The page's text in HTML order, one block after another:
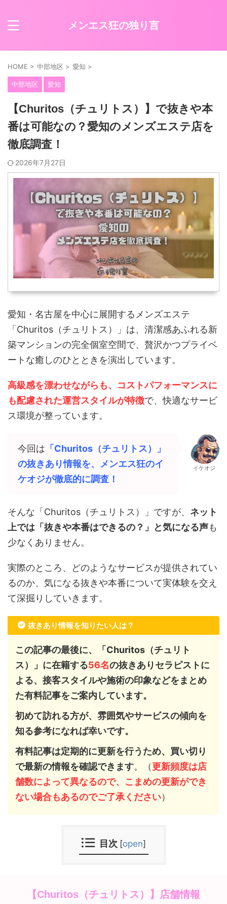
メンエス狂の独り言
HOME > 中部地区 > 愛知 >
中部地区 愛知
【Churitos（チュリトス）】で抜きや本
番は可能なの？愛知のメンズエステ店を
徹底調査！
2026年7月27日
愛知・名古屋を中心に展開するメンズエステ
「Churitos（チュリトス）」は、清潔感あふれる新
築マンションの完全個室空間で、贅沢かつプライベ
ートな癒しのひとときを演出しています。
高級感を漂わせながらも、コストパフォーマンスに
も配慮された運営スタイルが特徴で、快適なサービ
ス環境が整っています。
今回は 「Churitos（チュリトス）」
の抜きあり情報を、メンエス狂のイ
ケオジが徹底的に調査！
イケオジ
そんな「Churitos（チュリトス）」ですが、 ネット
上では「抜きや本番はできるの？」と気になる声も
少なくありません。
実際のところ、どのようなサービスが提供されてい
るのか、気になる抜きや本番について実体験を交え
て深掘りしていきます。
抜きあり情報を知りたい人は？
この記事の最後に、「Churitos（チュリト
ス）」に在籍する56名の抜きありセラピストに
よる、接客スタイルや施術の印象などをまとめ
た有料記事をご案内しています。
初めて訪れる方が、雰囲気やサービスの傾向を
知る参考になれば幸いです。
有料記事は定期的に更新を行うため、買い切り
で最新の情報を確認できます。（更新頻度は店
舗数によって異なるので、こまめの更新ができ
ない場合もあるのでご了承ください）
目次 [open]
【Churitos（チュリトス）】店舗情報